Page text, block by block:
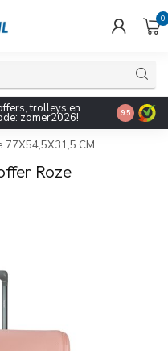
0
trolleys en
zomer2026! 9.5
77X54,5X31,5 CM
Roze